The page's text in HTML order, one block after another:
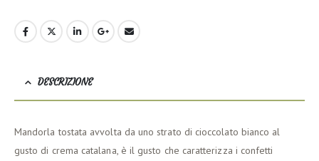
DESCRIZIONE
Mandorla tostata avvolta da uno strato di cioccolato bianco al
gusto di crema catalana, è il gusto che caratterizza i confetti